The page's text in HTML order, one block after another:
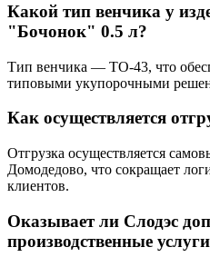
Какой тип венчика у
"Бочонок" 0.5 л?
Тип венчика — ТО-43, что
типовыми укупорочными
Как осуществляется
Отгрузка осуществляется
Домодедово, что сокращает
клиентов.
Оказывает ли Слодэс
производственные